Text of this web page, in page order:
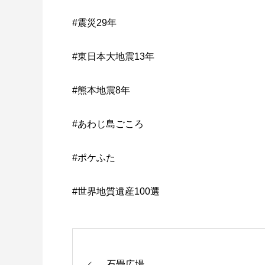
#震災29年
#東日本大地震13年
#熊本地震8年
#あわじ島ごころ
#ポケふた
#世界地質遺産100選